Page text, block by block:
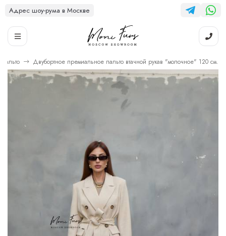
Адрес шоу-рума в Москве
Пальто Двубортное премиальное пальто втачной рукав "молочное" 120 см.